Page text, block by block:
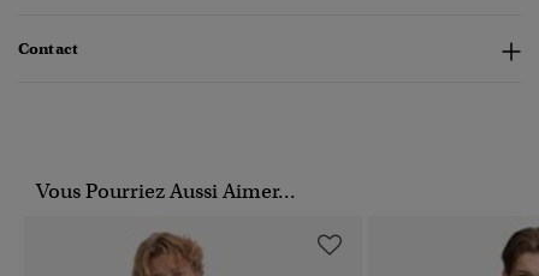
Contact
Vous Pourriez Aussi Aimer...